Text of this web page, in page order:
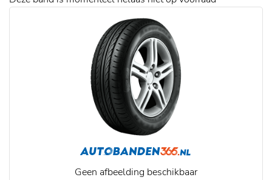
Geen afbeelding beschikbaar